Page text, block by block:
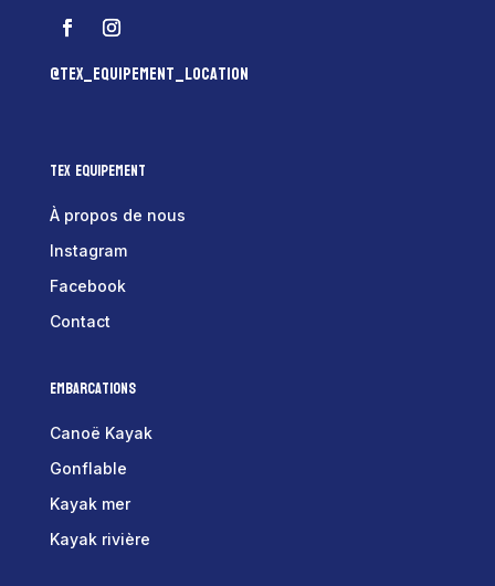
@tex_equipement_location
Tex Equipement
À propos de nous
Instagram
Facebook
Contact
Embarcations
Canoë Kayak
Gonflable
Kayak mer
Kayak rivière